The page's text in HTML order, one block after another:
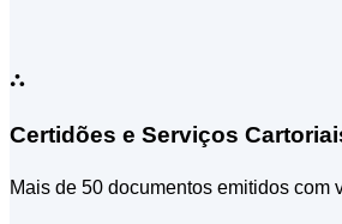
⛬
Certidões e Serviços
Mais de 50 documentos emitidos com